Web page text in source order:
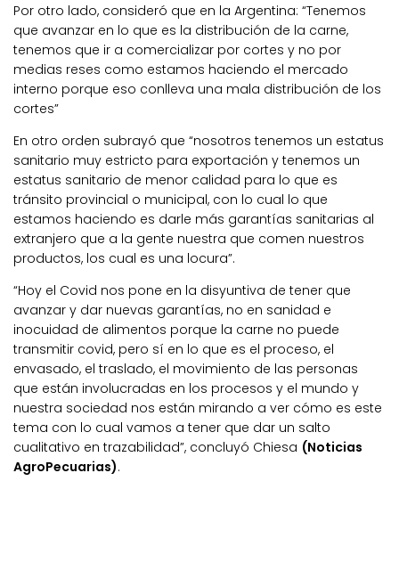
Por otro lado, consideró que en la Argentina: “Tenemos
que avanzar en lo que es la distribución de la carne,
tenemos que ir a comercializar por cortes y no por
medias reses como estamos haciendo el mercado
interno porque eso conlleva una mala distribución de los
cortes”
En otro orden subrayó que “nosotros tenemos un estatus
sanitario muy estricto para exportación y tenemos un
estatus sanitario de menor calidad para lo que es
tránsito provincial o municipal, con lo cual lo que
estamos haciendo es darle más garantías sanitarias al
extranjero que a la gente nuestra que comen nuestros
productos, los cual es una locura”.
“Hoy el Covid nos pone en la disyuntiva de tener que
avanzar y dar nuevas garantías, no en sanidad e
inocuidad de alimentos porque la carne no puede
transmitir covid, pero sí en lo que es el proceso, el
envasado, el traslado, el movimiento de las personas
que están involucradas en los procesos y el mundo y
nuestra sociedad nos están mirando a ver cómo es este
tema con lo cual vamos a tener que dar un salto
cualitativo en trazabilidad”, concluyó Chiesa (Noticias
AgroPecuarias).